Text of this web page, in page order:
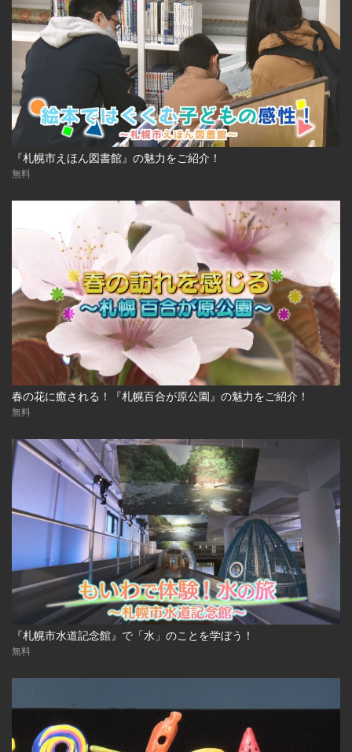
『札幌市えほん図書館』の魅力をご紹介！
無料
春の花に癒される！『札幌百合が原公園』の魅力をご紹介！
無料
『札幌市水道記念館』で「水」のことを学ぼう！
無料